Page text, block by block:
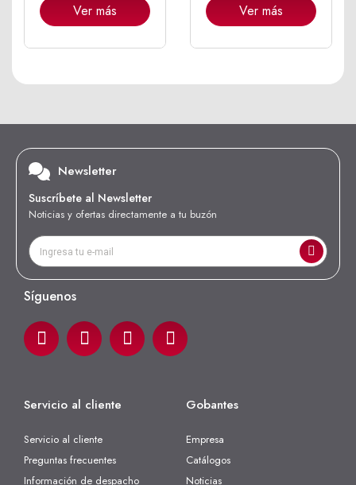
Ver más Ver más
Newsletter
Suscríbete al Newsletter
Noticias y ofertas directamente a tu buzón
Síguenos
Servicio al cliente
Servicio al cliente
Preguntas frecuentes
Información de despacho
Gobantes
Empresa
Catálogos
Noticias